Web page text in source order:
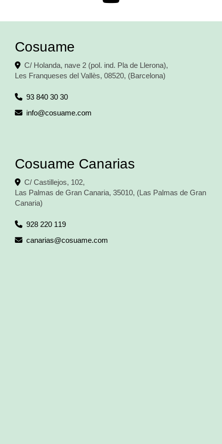
Cosuame
C/ Holanda, nave 2 (pol. ind. Pla de Llerona),
Les Franqueses del Vallès, 08520, (Barcelona)
93 840 30 30
info
cosuame.com
Cosuame Canarias
C/ Castillejos, 102,
Las Palmas de Gran Canaria, 35010, (Las Palmas de Gran
Canaria)
928 220 119
canarias
cosuame.com